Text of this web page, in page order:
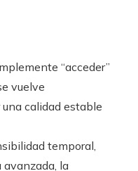
“acceder”
vuelve
calidad estable
temporal,
la